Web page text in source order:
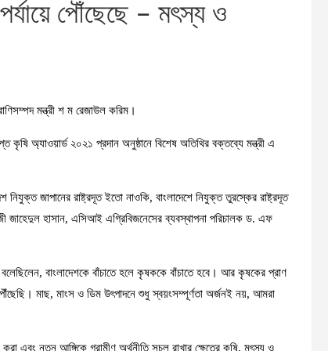
পৌঁছেছে – মৎস্য ও
মন্ত্রী শ ম রেজাউল করিম।
কৃষি অ্যাওয়ার্ড ২০২১ প্রদান অনুষ্ঠানে বিশেষ অতিথির বক্তব্যে মন্ত্রী এ
নিযুক্ত জাপানের রাষ্ট্রদূত ইতো নাওকি, বাংলাদেশে নিযুক্ত তুরস্কের রাষ্ট্রদূত
জাহেদুল হাসান, এসিআই এগ্রিবিজনেসের ব্যবস্থাপনা পরিচালক ড. এফ
বাংলাদেশকে বাঁচাতে হলে কৃষককে বাঁচাতে হবে। আর কৃষকের প্রাণ
মাছ, মাংস ও ডিম উৎপাদনে শুধু স্বয়ংসম্পূর্ণতা অর্জনই নয়, আমরা
এবং নতুন আঙ্গিকে গ্রামীণ অর্থনীতি সচল রাখার ক্ষেত্রে কৃষি, মৎস্য ও